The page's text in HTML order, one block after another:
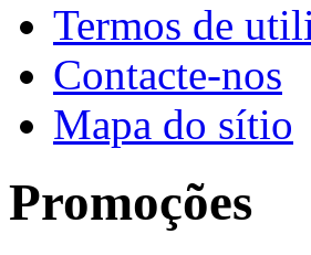
Termos de
Contacte-nos
Mapa do sítio
Promoções